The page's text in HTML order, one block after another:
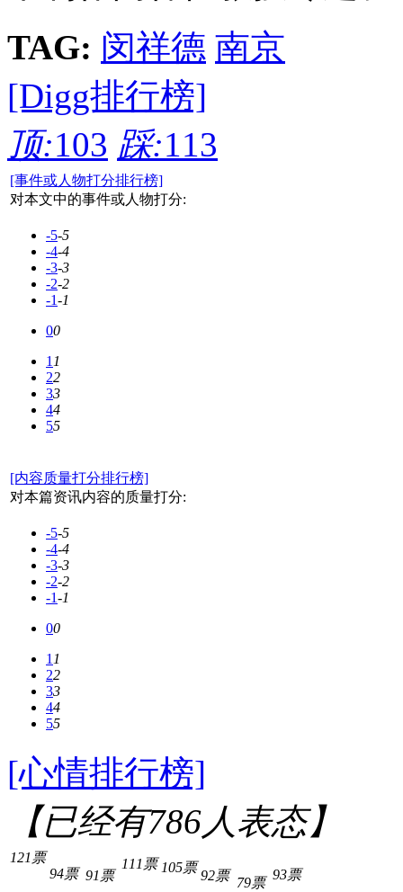
TAG: 闵祥德 南京
[Digg排行榜]
顶:103 踩:113
[事件或人物打分排行榜]
对本文中的事件或人物打分:
-5-5
-4-4
-3-3
-2-2
-1-1
00
11
22
33
44
55
[内容质量打分排行榜]
对本篇资讯内容的质量打分:
-5-5
-4-4
-3-3
-2-2
-1-1
00
11
22
33
44
55
[心情排行榜]
【已经有786人表态】
121票
94票 91票
111票 105票
92票 79票
93票